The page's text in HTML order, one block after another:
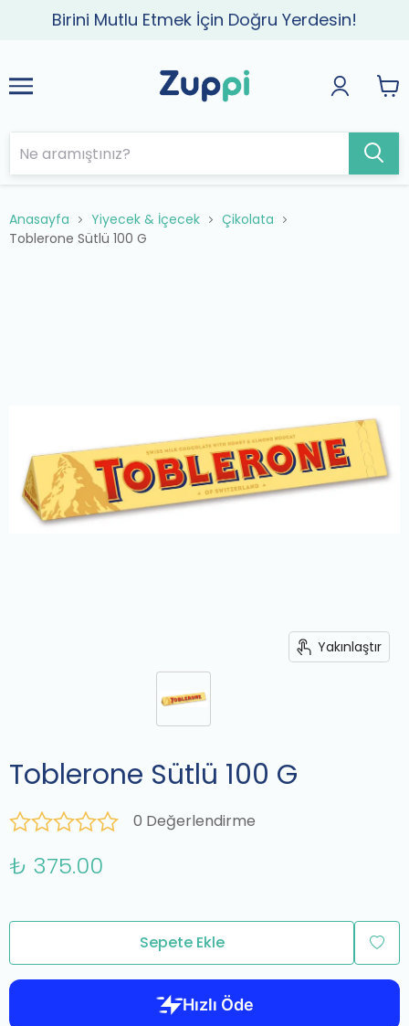
Birini Mutlu Etmek İçin Doğru Yerdesin!
Anasayfa Yiyecek & İçecek
Çikolata
Toblerone Sütlü 100 G
Yakınlaştır
Toblerone Sütlü 100 G
0 Değerlendirme
₺ 375.00
Sepete Ekle